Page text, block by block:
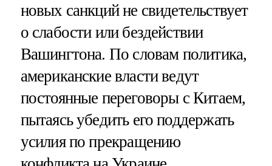
новых санкций не свидетельствует
о слабости или бездействии
Вашингтона. По словам политика,
американские власти ведут
постоянные переговоры с Китаем,
пытаясь убедить его поддержать
усилия по прекращению